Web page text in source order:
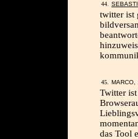
twitter ist
Twitter
das Tool